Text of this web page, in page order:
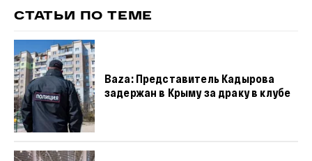
СТАТЬИ ПО ТЕМЕ
Baza: Представитель Кадырова
задержан в Крыму за драку в клубе